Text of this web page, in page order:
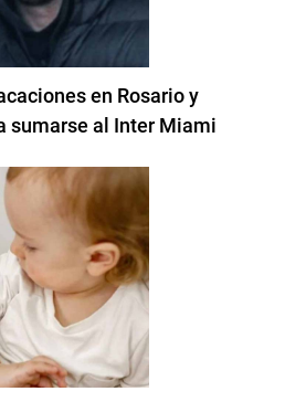
en Rosario y
sumarse al Inter Miami